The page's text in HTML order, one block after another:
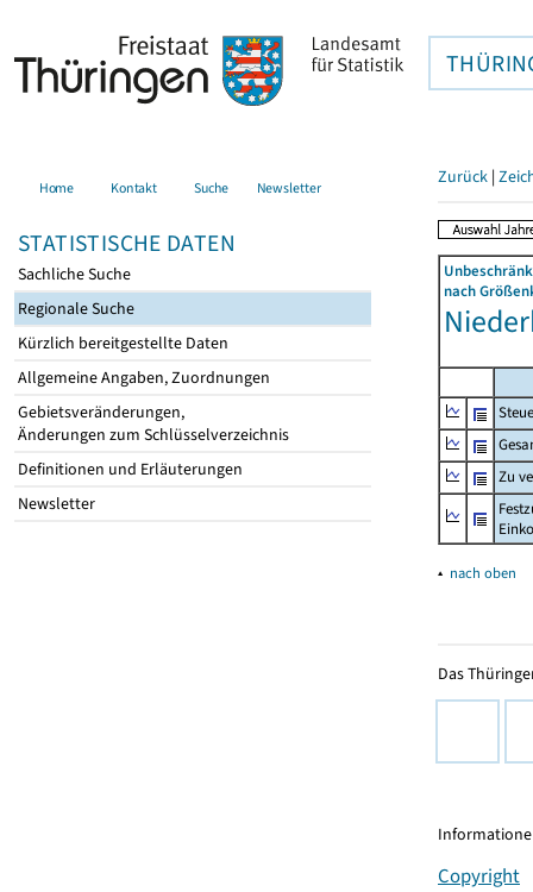
Home Kontakt Suche Newsletter
STATISTISCHE DATEN
Sachliche Suche
Regionale Suche
Kürzlich bereitgestellte Daten
Allgemeine Angaben, Zuordnungen
Gebietsveränderungen,
Änderungen zum Schlüsselverzeichnis
Definitionen und Erläuterungen
Newsletter
Zurück |
nach
Zu
▴ nach oben
Das
Copyright